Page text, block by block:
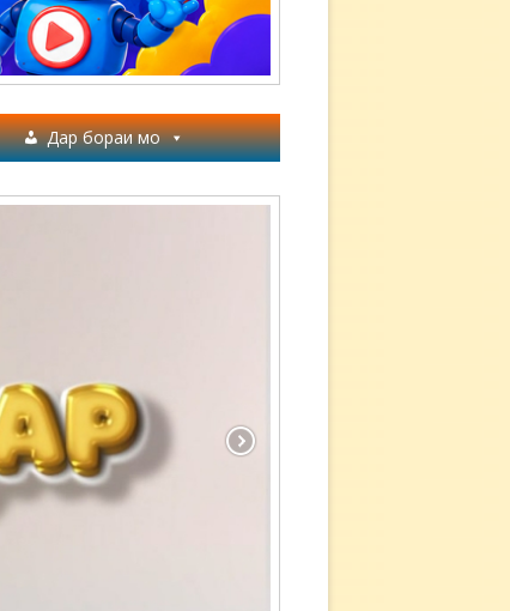
Дар бораи мо